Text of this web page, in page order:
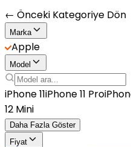
← Önceki Kategoriye Dön
Marka
Apple
Model
iPhone 11iPhone 11 Pro
12 Mini
Daha Fazla Göster
Fiyat